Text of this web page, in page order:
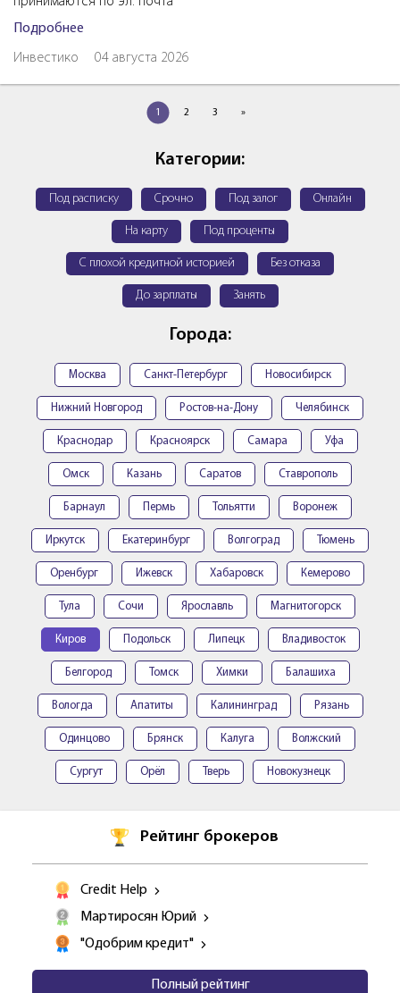
Подробнее
Инвестико 04 августа 2026
1 2 3 »
Категории:
Под расписку Срочно Под залог Онлайн
На карту Под проценты
С плохой кредитной историей Без отказа
До зарплаты Занять
Города:
Москва Санкт-Петербург Новосибирск
Нижний Новгород Ростов-на-Дону Челябинск
Краснодар Красноярск Самара Уфа
Омск Казань Саратов Ставрополь
Барнаул Пермь Тольятти Воронеж
Иркутск Екатеринбург Волгоград Тюмень
Оренбург Ижевск Хабаровск Кемерово
Тула Сочи Ярославль Магнитогорск
Киров Подольск Липецк Владивосток
Белгород Томск Химки Балашиха
Вологда Апатиты Калининград Рязань
Одинцово Брянск Калуга Волжский
Сургут Орёл Тверь Новокузнецк
Рейтинг брокеров
Credit Help
Мартиросян Юрий
"Одобрим кредит"
Полный рейтинг